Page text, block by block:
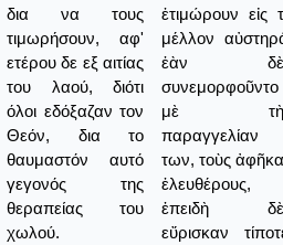
δια να τους
τιμωρήσουν, αφ'
ετέρου δε εξ αιτίας
του λαού, διότι
όλοι εδόξαζαν τον
Θεόν, δια το
θαυμαστόν αυτό
γεγονός της
θεραπείας του
χωλού.
ἐτιμώρουν εἰς
μέλλον
ἐὰν
συνεμορφοῦντο
μὲ
παραγγελίαν
των, τοὺς
ἐλευθέρους,
ἐπειδὴ
εὔρισκαν